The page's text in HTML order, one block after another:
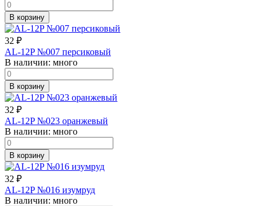
В корзину
32 ₽
AL-12P №007 персиковый
В наличии: много
В корзину
32 ₽
AL-12P №023 оранжевый
В наличии: много
В корзину
32 ₽
AL-12P №016 изумруд
В наличии: много